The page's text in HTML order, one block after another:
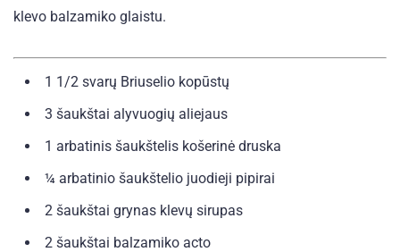
klevo balzamiko glaistu.
1 1/2 svarų Briuselio kopūstų
3 šaukštai alyvuogių aliejaus
1 arbatinis šaukštelis košerinė druska
¼ arbatinio šaukštelio juodieji pipirai
2 šaukštai grynas klevų sirupas
2 šaukštai balzamiko acto